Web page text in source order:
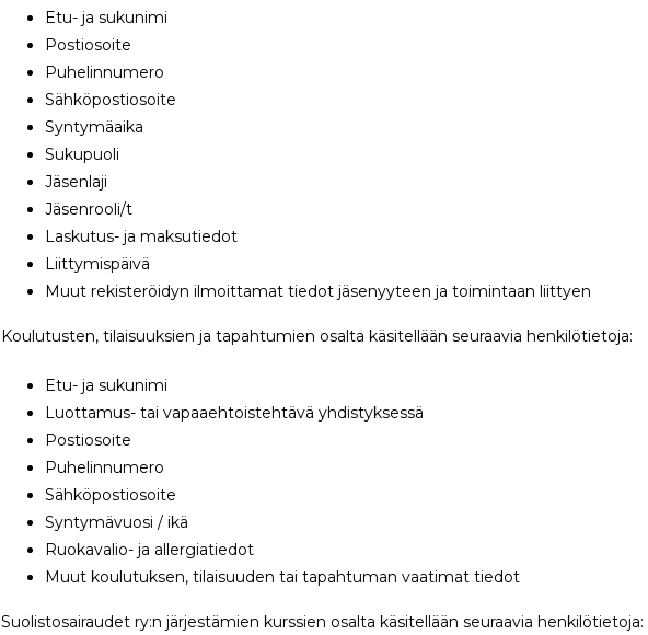
Etu- ja sukunimi
Postiosoite
Puhelinnumero
Sähköpostiosoite
Syntymäaika
Sukupuoli
Jäsenlaji
Jäsenrooli/t
Laskutus- ja maksutiedot
Liittymispäivä
Muut rekisteröidyn ilmoittamat tiedot jäsenyyteen ja toimintaan liittyen
Koulutusten, tilaisuuksien ja tapahtumien osalta käsitellään seuraavia henkilötietoja:
Etu- ja sukunimi
Luottamus- tai vapaaehtoistehtävä yhdistyksessä
Postiosoite
Puhelinnumero
Sähköpostiosoite
Syntymävuosi / ikä
Ruokavalio- ja allergiatiedot
Muut koulutuksen, tilaisuuden tai tapahtuman vaatimat tiedot
Suolistosairaudet ry:n järjestämien kurssien osalta käsitellään seuraavia henkilötietoja: